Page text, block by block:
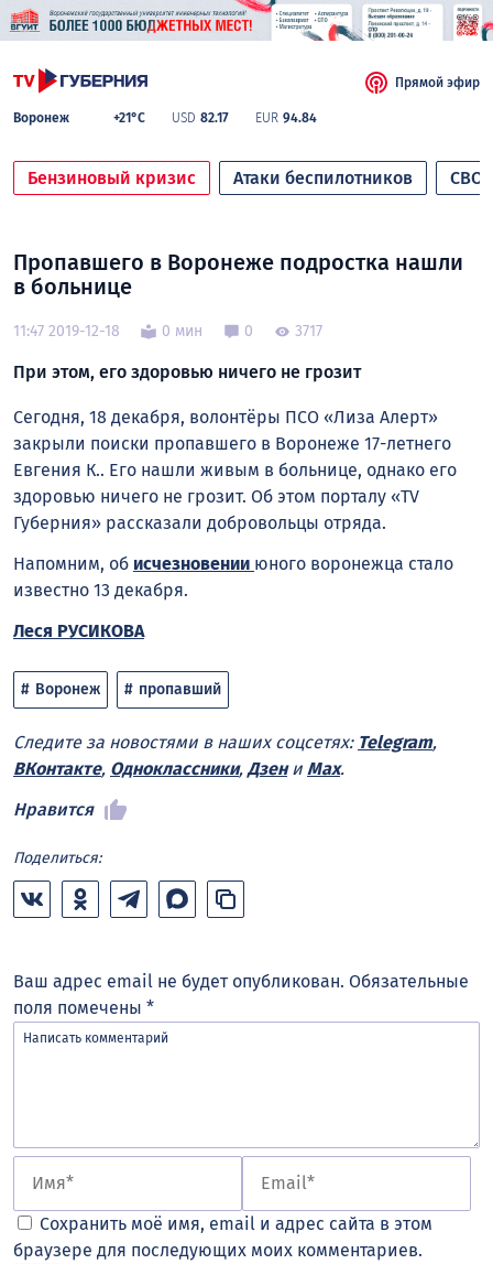
Воронеж +21°C USD 82.17 EUR 94.84
Прямой эфир
Бензиновый кризис Атаки беспилотников СВО
Пропавшего в Воронеже подростка нашли
в больнице
11:47 2019-12-18 0 мин 0 3717
При этом, его здоровью ничего не грозит
Сегодня, 18 декабря, волонтёры ПСО «Лиза Алерт»
закрыли поиски пропавшего в Воронеже 17-летнего
Евгения К.. Его нашли живым в больнице, однако его
здоровью ничего не грозит. Об этом порталу «TV
Губерния» рассказали добровольцы отряда.
Напомним, об исчезновении юного воронежца стало
известно 13 декабря.
Леся РУСИКОВА
Воронеж пропавший
Следите за новостями в наших соцсетях: Telegram,
ВКонтакте, Одноклассники, Дзени Max.
Нравится
Поделиться:
Ваш адрес email не будет опубликован. Обязательные
поля помечены *
Сохранить моё имя, email и адрес сайта в этом
браузере для последующих моих комментариев.